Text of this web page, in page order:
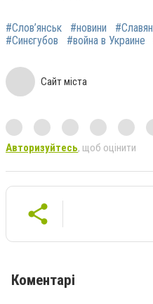
#Слов’янськ #новини
#Синєгубов
#война в Украине
Сайт міста
Авторизуйтесь, щоб оцінити
Коментарі